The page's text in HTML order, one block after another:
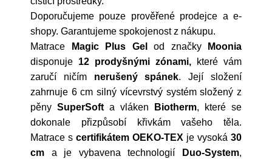
Doporučujeme pouze prověřené prodejce a e-
shopy. Garantujeme spokojenost z nákupu.
Matrace Magic Plus Gel od značkyMoonia
disponuje 12 prodyšnými zónami, které vám
zaručí ničím nerušený spánek. Její složení
zahrnuje 6 cm silný vícevrstvý systém složený z
pěny SuperSoft a vláken Biotherm, které se
dokonale přizpůsobí křivkám vašeho těla.
Matrace s certifikátem OEKO-TEX je vysoká 30
cm a je vybavena technologií Duo-System,